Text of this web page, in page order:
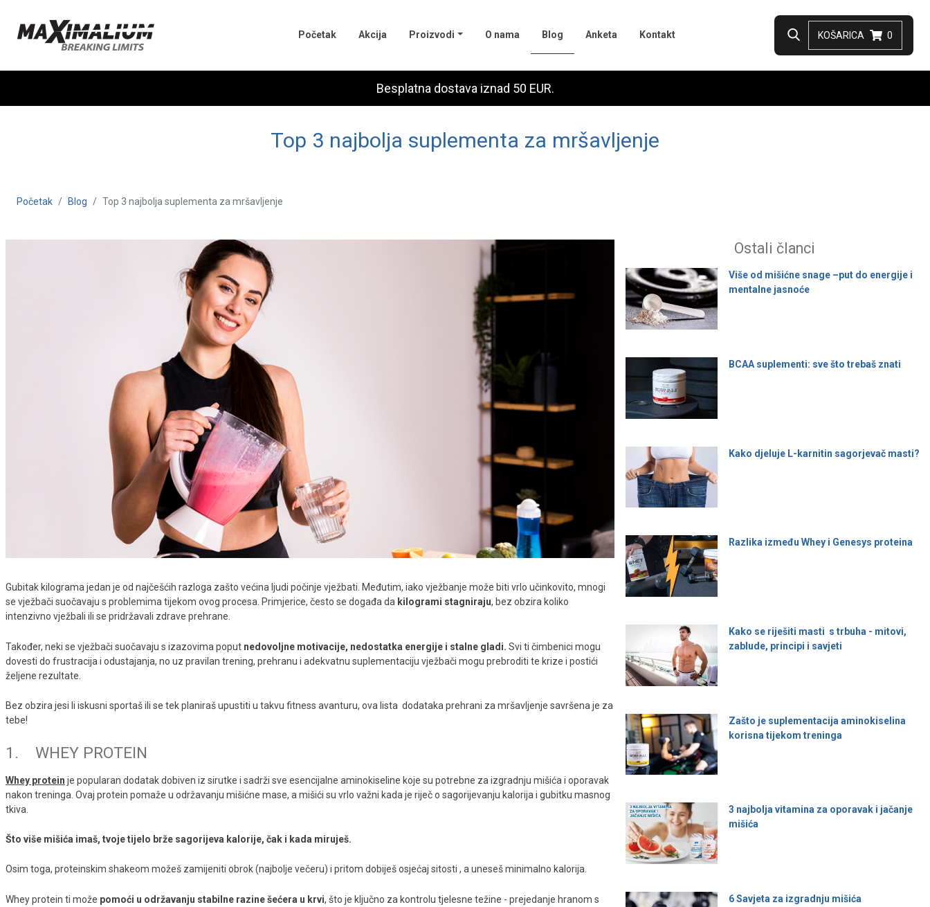
Početak Akcija Proizvodi O nama Blog (current)
Anketa Kontakt KOŠARICA 0
Besplatna dostava iznad 50 EUR.
Top 3 najbolja suplementa za mršavljenje
Početak Blog Top 3 najbolja suplementa za mršavljenje
Gubitak kilograma jedan je od najčešćih razloga zašto većina ljudi počinje vježbati. Međutim, iako vježbanje može biti vrlo učinkovito, mnogi
se vježbači suočavaju s problemima tijekom ovog procesa. Primjerice, često se događa da kilogrami stagniraju, bez obzira koliko
intenzivno vježbali ili se pridržavali zdrave prehrane.
Također, neki se vježbači suočavaju s izazovima poput nedovoljne motivacije, nedostatka energije i stalne gladi. Svi ti čimbenici mogu
dovesti do frustracija i odustajanja, no uz pravilan trening, prehranu i adekvatnu suplementaciju vježbači mogu prebroditi te krize i postići
željene rezultate.
Bez obzira jesi li iskusni sportaš ili se tek planiraš upustiti u takvu fitness avanturu, ova lista dodataka prehrani za mršavljenje savršena je za
tebe!
1. WHEY PROTEIN
Whey protein je popularan dodatak dobiven iz sirutke i sadrži sve esencijalne aminokiseline koje su potrebne za izgradnju mišića i oporavak
nakon treninga. Ovaj protein pomaže u održavanju mišićne mase, a mišići su vrlo važni kada je riječ o sagorijevanju kalorija i gubitku masnog
tkiva.
Što više mišića imaš, tvoje tijelo brže sagorijeva kalorije, čak i kada miruješ.
Osim toga, proteinskim shakeom možeš zamijeniti obrok (najbolje večeru) i pritom dobiješ osjećaj sitosti , a uneseš minimalno kalorija.
Whey protein ti može pomoći u održavanju stabilne razine šećera u krvi, što je ključno za kontrolu tjelesne težine - prejedanje hranom s
Ostali članci
Više od mišićne snage –put do energije i
mentalne jasnoće
BCAA suplementi: sve što trebaš znati
Kako djeluje L-karnitin sagorjevač masti?
Razlika između Whey i Genesys proteina
Kako se riješiti masti s trbuha - mitovi,
zablude, principi i savjeti
Zašto je suplementacija aminokiselina
korisna tijekom treninga
3 najbolja vitamina za oporavak i jačanje
mišića
6 Savjeta za izgradnju mišića